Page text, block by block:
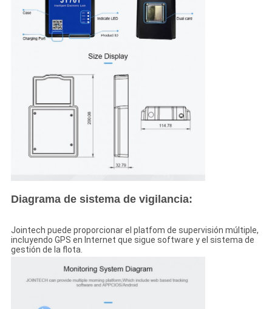
Diagrama de sistema de vigilancia:
Jointech puede proporcionar el platfom de supervisión múltiple,
incluyendo GPS en Internet que sigue software y el sistema de
gestión de la flota.